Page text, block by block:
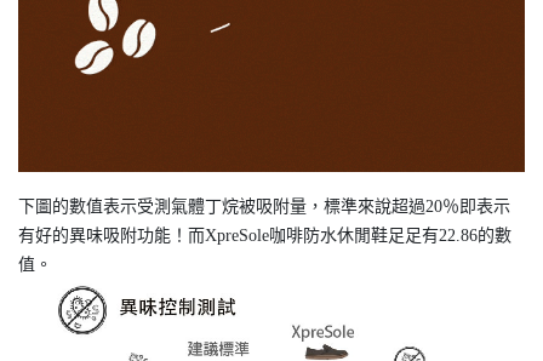
下圖的數值表示受測氣體丁烷被吸附量，標準來說超過20％即表示
有好的異味吸附功能！而XpreSole咖啡防水休閒鞋足足有22.86的數
值。